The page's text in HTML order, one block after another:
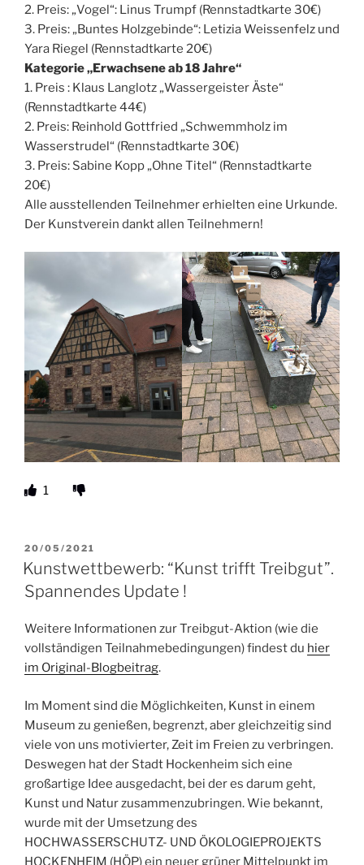
2. Preis: „Vogel“: Linus Trumpf (Rennstadtkarte 30€)
3. Preis: „Buntes Holzgebinde“: Letizia Weissenfelz und
Yara Riegel (Rennstadtkarte 20€)
Kategorie „Erwachsene ab 18 Jahre“
1. Preis : Klaus Langlotz „Wassergeister Äste“
(Rennstadtkarte 44€)
2. Preis: Reinhold Gottfried „Schwemmholz im
Wasserstrudel“ (Rennstadtkarte 30€)
3. Preis: Sabine Kopp „Ohne Titel“ (Rennstadtkarte
20€)
Alle ausstellenden Teilnehmer erhielten eine Urkunde.
Der Kunstverein dankt allen Teilnehmern!
1
VERÖFFENTLICHT
AM
20/05/2021
Kunstwettbewerb: “Kunst trifft Treibgut”.
Spannendes Update !
Weitere Informationen zur Treibgut-Aktion (wie die
vollständigen Teilnahmebedingungen) findest du hier
im Original-Blogbeitrag.
Im Moment sind die Möglichkeiten, Kunst in einem
Museum zu genießen, begrenzt, aber gleichzeitig sind
viele von uns motivierter, Zeit im Freien zu verbringen.
Deswegen hat der Stadt Hockenheim sich eine
großartige Idee ausgedacht, bei der es darum geht,
Kunst und Natur zusammenzubringen. Wie bekannt,
wurde mit der Umsetzung des
HOCHWASSERSCHUTZ- UND ÖKOLOGIEPROJEKTS
HOCKENHEIM (HÖP) ein neuer grüner Mittelpunkt im